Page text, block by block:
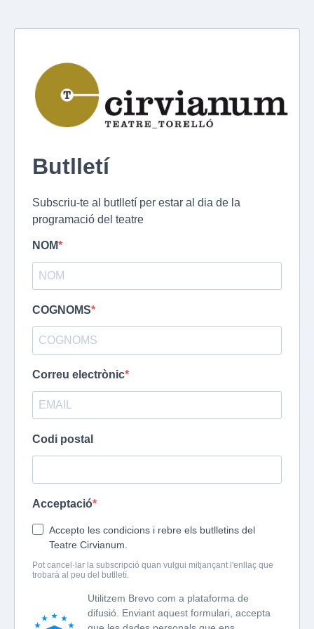
Butlletí
Subscriu-te al butlletí per estar al dia de la
programació del teatre
NOM
COGNOMS
Correu electrònic
Codi postal
Acceptació
Accepto les condicions i rebre els butlletins del
Teatre Cirvianum.
Pot cancel·lar la subscripció quan vulgui mitjançant l'enllaç que
trobarà al peu del butlletí.
Utilitzem Brevo com a plataforma de
difusió. Enviant aquest formulari, accepta